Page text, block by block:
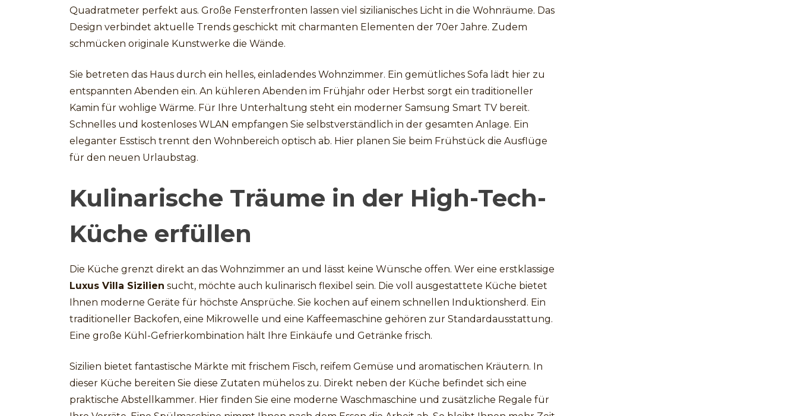
Quadratmeter perfekt aus. Große Fensterfronten lassen viel sizilianisches Licht in die Wohnräume. Das
Design verbindet aktuelle Trends geschickt mit charmanten Elementen der 70er Jahre. Zudem
schmücken originale Kunstwerke die Wände.
Sie betreten das Haus durch ein helles, einladendes Wohnzimmer. Ein gemütliches Sofa lädt hier zu
entspannten Abenden ein. An kühleren Abenden im Frühjahr oder Herbst sorgt ein traditioneller
Kamin für wohlige Wärme. Für Ihre Unterhaltung steht ein moderner Samsung Smart TV bereit.
Schnelles und kostenloses WLAN empfangen Sie selbstverständlich in der gesamten Anlage. Ein
eleganter Esstisch trennt den Wohnbereich optisch ab. Hier planen Sie beim Frühstück die Ausflüge
für den neuen Urlaubstag.
Kulinarische Träume in der High-Tech-
Küche erfüllen
Die Küche grenzt direkt an das Wohnzimmer an und lässt keine Wünsche offen. Wer eine erstklassige
Luxus Villa Sizilien sucht, möchte auch kulinarisch flexibel sein. Die voll ausgestattete Küche bietet
Ihnen moderne Geräte für höchste Ansprüche. Sie kochen auf einem schnellen Induktionsherd. Ein
traditioneller Backofen, eine Mikrowelle und eine Kaffeemaschine gehören zur Standardausstattung.
Eine große Kühl-Gefrierkombination hält Ihre Einkäufe und Getränke frisch.
Sizilien bietet fantastische Märkte mit frischem Fisch, reifem Gemüse und aromatischen Kräutern. In
dieser Küche bereiten Sie diese Zutaten mühelos zu. Direkt neben der Küche befindet sich eine
praktische Abstellkammer. Hier finden Sie eine moderne Waschmaschine und zusätzliche Regale für